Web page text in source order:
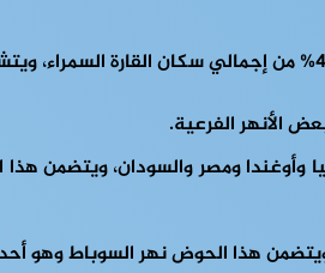
الأنهر الفرعية.
وأوغندا ومصر والسودان، ويتضمن
هذا الحوض نهر السوباط وهو أحد